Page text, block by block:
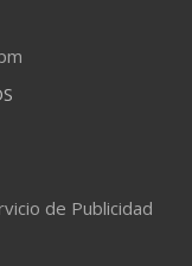
de Publicidad